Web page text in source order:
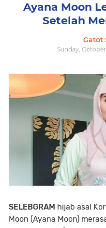
Ayana Moon
Setelah
Gatot
Sunday, October
SELEBGRAM hijab asal
Moon (Ayana Moon)